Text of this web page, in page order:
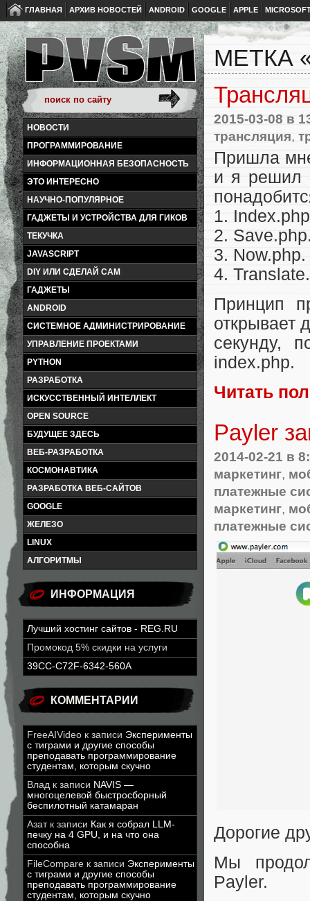
ГЛАВНАЯ АРХИВ НОВОСТЕЙ ANDROID GOOGLE APPLE
НОВОСТИ
ПРОГРАММИРОВАНИЕ
ИНФОРМАЦИОННАЯ БЕЗОПАСНОСТЬ
ЭТО ИНТЕРЕСНО
НАУЧНО-ПОПУЛЯРНОЕ
ГАДЖЕТЫ И УСТРОЙСТВА ДЛЯ ГИКОВ
ТЕКУЧКА
JAVASCRIPT
DIY ИЛИ СДЕЛАЙ САМ
ГАДЖЕТЫ
ANDROID
СИСТЕМНОЕ АДМИНИСТРИРОВАНИЕ
УПРАВЛЕНИЕ ПРОЕКТАМИ
PYTHON
РАЗРАБОТКА
ИСКУССТВЕННЫЙ ИНТЕЛЛЕКТ
OPEN SOURCE
БУДУЩЕЕ ЗДЕСЬ
ВЕБ-РАЗРАБОТКА
КОСМОНАВТИКА
РАЗРАБОТКА ВЕБ-САЙТОВ
GOOGLE
ЖЕЛЕЗО
LINUX
АЛГОРИТМЫ
ИНФОРМАЦИЯ
Лучший хостинг сайтов - REG.RU
Промокод 5% скидки на услуги
39CC-C72F-6342-560A
КОММЕНТАРИИ
FreeAIVideo к записи Эксперименты
с тиграми и другие способы
преподавать программирование
студентам, которым скучно
Влад к записи NAVIS —
многоцелевой быстросборный
беспилотный катамаран
Азатк записи Как я собрал LLM-
печку на 4 GPU, и на что она
способна
FileCompare к записи Эксперименты
с тиграми и другие способы
преподавать программирование
студентам, которым скучно
МЕТКА
2015-03-08 в
трансляция,
Пришла
и я решил
1.
2.
3.
4.
Принцип
открывает
секунду,
index.php.
Читать
Payler
2014-02-21 в
маркетинг,
платежные
маркетинг,
платежные
Дорогие
Мы
Payler.